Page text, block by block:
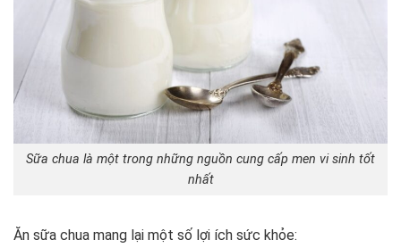
Sữa chua là một trong những nguồn cung cấp men vi sinh tốt
nhất
Ăn sữa chua mang lại một số lợi ích sức khỏe: